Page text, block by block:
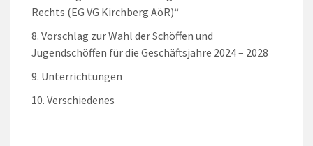
Rechts (EG VG Kirchberg AöR)“
Vorschlag zur Wahl der Schöffen und
Jugendschöffen für die Geschäftsjahre 2024 – 2028
Unterrichtungen
Verschiedenes